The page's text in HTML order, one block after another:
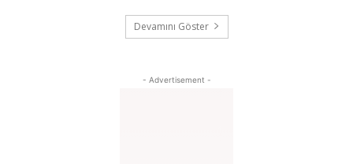
Devamını Göster
- Advertisement -